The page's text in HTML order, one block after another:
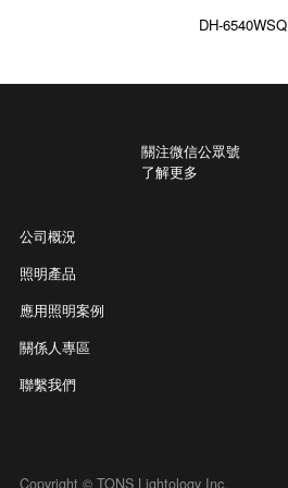
DH-6540WSQ
關注微信公眾號
了解更多
公司概況
照明產品
應用照明案例
關係人專區
聯繫我們
Copyright © TONS Lightology Inc.